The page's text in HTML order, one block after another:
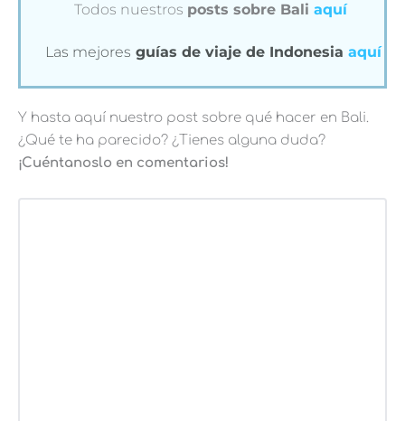
Todos nuestros posts sobre Baliaquí
Las mejores guías de viaje de Indonesia aquí
Y hasta aquí nuestro post sobre qué hacer en Bali.
¿Qué te ha parecido? ¿Tienes alguna duda?
¡Cuéntanoslo en comentarios!